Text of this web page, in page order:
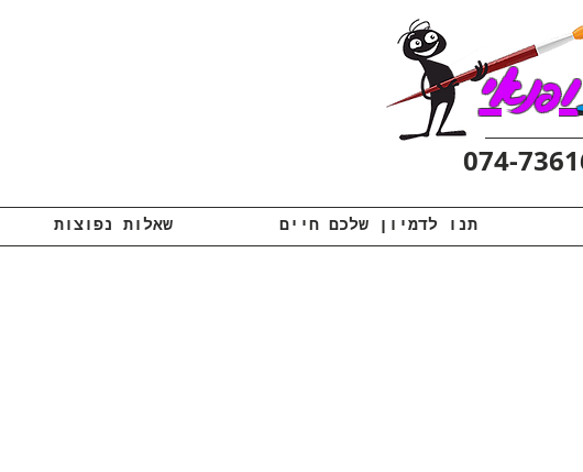
ופנאי
שאלות נפוצות תנו לדמיון שלכם חיים